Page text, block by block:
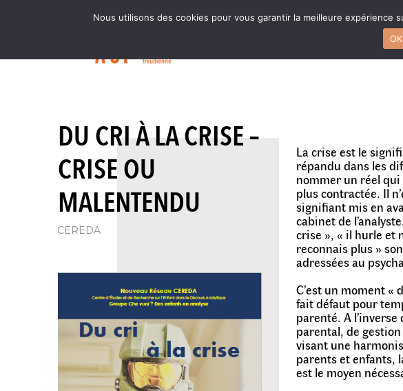
DU CRI À LA CRISE –
CRISE OU
MALENTENDU
CEREDA
La crise est le
répandu dans les
nommer un réel
plus contractée. Il
signifiant mis en
cabinet de
crise », « il hurle et
reconnais plus »
adressées au
C’est un moment «
fait défaut pour
parenté. A
parental, de
visant une
parents et enfants,
est le moyen
Nous utilisons des cookies pour vous garantir la meilleure
OK